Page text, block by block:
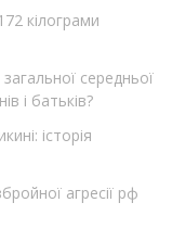
кілограми
середньої
і батьків?
історія
агресії рф